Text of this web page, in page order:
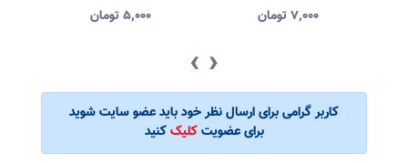
۵,۰۰۰ تومان
۷,۰۰۰ تومان
‹ ›
کاربر گرامی برای ارسال نظر خود باید عضو سایت شوید
برای عضویتکلیککنید